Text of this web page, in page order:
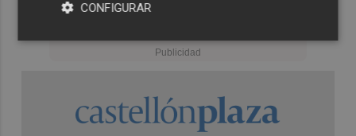
CONFIGURAR